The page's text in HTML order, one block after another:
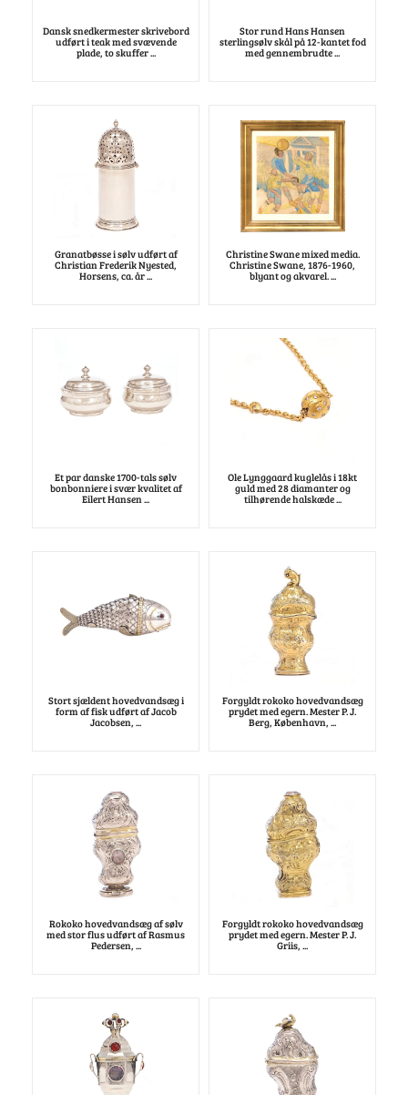
Dansk snedkermester skrivebord
udført i teak med svævende
plade, to skuffer ...
Stor rund Hans Hansen
sterlingsølv skål på 12-kantet fod
med gennembrudte ...
Granatbøsse i sølv udført af
Christian Frederik Nyested,
Horsens, ca. år ...
Christine Swane mixed media.
Christine Swane, 1876-1960,
blyant og akvarel. ...
Et par danske 1700-tals sølv
bonbonniere i svær kvalitet af
Eilert Hansen ...
Ole Lynggaard kuglelås i 18kt
guld med 28 diamanter og
tilhørende halskæde ...
Stort sjældent hovedvandsæg i
form af fisk udført af Jacob
Jacobsen, ...
Forgyldt rokoko hovedvandsæg
prydet med egern. Mester P. J.
Berg, København, ...
Rokoko hovedvandsæg af sølv
med stor flus udført af Rasmus
Pedersen, ...
Forgyldt rokoko hovedvandsæg
prydet med egern. Mester P. J.
Griis, ...